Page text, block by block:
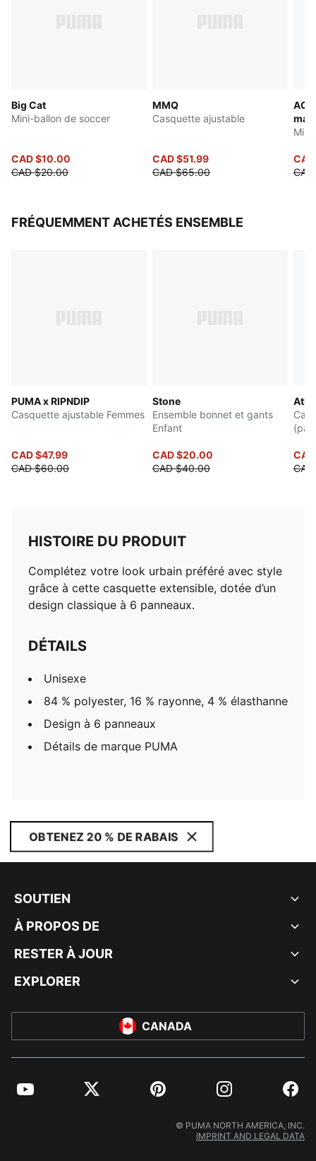
Big Cat
Mini-ballon de soccer
CAD $10.00
CAD $20.00
MMQ
Casquette ajustable
CAD $51.99
CAD $65.00
AC
Mini
FRÉQUEMMENT ACHETÉS ENSEMBLE
PUMA x RIPNDIP
Casquette ajustable Femmes
CAD $47.99
CAD $60.00
Stone
Ensemble bonnet et gants
Enfant
CAD $20.00
CAD $40.00
HISTOIRE DU PRODUIT
Complétez votre look urbain préféré avec style
grâce à cette casquette extensible, dotée d’un
design classique à 6 panneaux.
DÉTAILS
Unisexe
84 % polyester, 16 % rayonne, 4 % élasthanne
Design à 6 panneaux
Détails de marque PUMA
OBTENEZ 20 % DE RABAIS
SOUTIEN
À PROPOS DE
RESTER À JOUR
EXPLORER
CANADA
YouTube Twitter Pinterest Instagram
© PUMA NORTH AMERICA, INC.
IMPRINT AND LEGAL DATA